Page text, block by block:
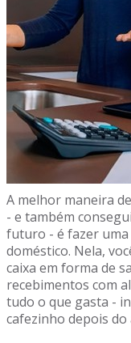
A melhor maneira
- e também
futuro - é fazer
doméstico. Nela,
caixa em forma de
recebimentos com
tudo o que gasta -
cafezinho depois